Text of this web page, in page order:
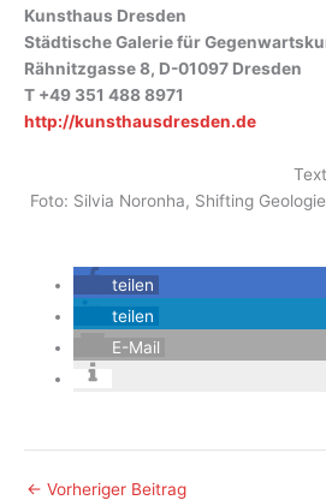
Kunsthaus Dresden
Städtische Galerie für
Rähnitzgasse 8, D-01097 Dresden
T +49 351 488 8971
http://kunsthausdresden.de
Foto: Silvia Noronha, Shifting
teilen
teilen
E-Mail
← Vorheriger Beitrag